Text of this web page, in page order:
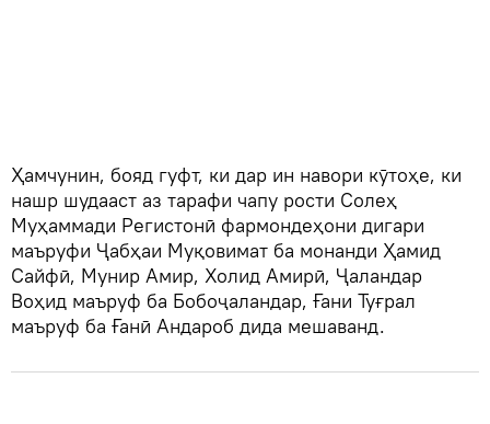
Ҳамчунин, бояд гуфт, ки дар ин навори кӯтоҳе, ки
нашр шудааст аз тарафи чапу рости Солеҳ
Муҳаммади Регистонӣ фармондеҳони дигари
маъруфи Ҷабҳаи Муқовимат ба монанди Ҳамид
Сайфӣ, Мунир Амир, Холид Амирӣ, Ҷаландар
Воҳид маъруф ба Бобоҷаландар, Ғани Туғрал
маъруф ба Ғанӣ Андароб дида мешаванд.